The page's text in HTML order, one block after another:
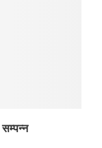
सम्पन्न